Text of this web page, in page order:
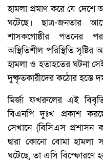
হামলা প্রমাণ করে যে
ঘটেছে। ছাত্র-জনতার
শাসকগোষ্ঠীর পতনের
অস্থিতিশীল পরিস্থিতি
হামলা ও হতাহতের ঘটনা
দুষ্কৃতকারীদের কঠোর হস্তে
মির্জা ফখরুলের এই
বিএনপি দুঃখ প্রকাশ
সেখানে (বিসিএস প্রশাসন
দ্বারা কোনো বোমা হামলা
ঘটেছে, তা এসি বিস্ফোরণে